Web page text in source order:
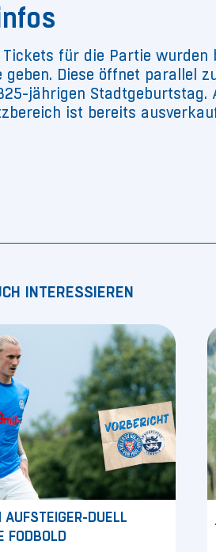
Tickets für die Partie
geben. Diese öffnet parallel
jährigen Stadtgeburtstag.
ist bereits
INTERESSIEREN
DUELL
FODBOLD